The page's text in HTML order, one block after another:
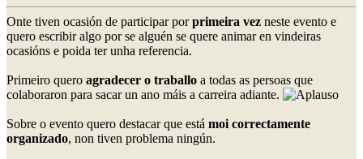
Onte tiven ocasión de participar porprimeira vez neste evento e
quero escribir algo por se alguén se quere animar en vindeiras
ocasións e poida ter unha referencia.
Primeiro quero agradecer o traballo a todas as persoas que
colaboraron para sacar un ano máis a carreira adiante.
Sobre o evento quero destacar que está moi correctamente
organizado, non tiven problema ningún.